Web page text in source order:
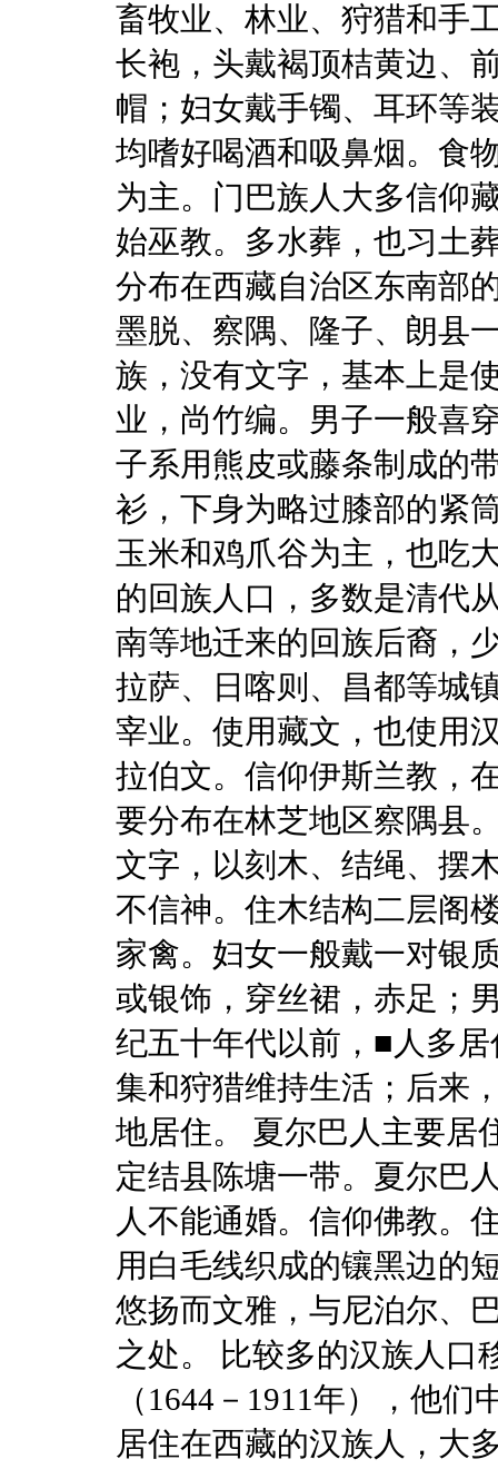
畜牧业、林业、狩猎和手
长袍，头戴褐顶桔黄边、
帽；妇女戴手镯、耳环等
均嗜好喝酒和吸鼻烟。食
为主。门巴族人大多信仰
始巫教。多水葬，也习土
分布在西藏自治区东南部
墨脱、察隅、隆子、朗县
族，没有文字，基本上是
业，尚竹编。男子一般喜
子系用熊皮或藤条制成的
衫，下身为略过膝部的紧
玉米和鸡爪谷为主，也吃
的回族人口，多数是清代
南等地迁来的回族后裔，
拉萨、日喀则、昌都等城
宰业。使用藏文，也使用
拉伯文。信仰伊斯兰教，
要分布在林芝地区察隅县
文字，以刻木、结绳、摆
不信神。住木结构二层阁
家禽。妇女一般戴一对银
或银饰，穿丝裙，赤足；
纪五十年代以前，■人多
集和狩猎维持生活；后来
地居住。 夏尔巴人主要居
定结县陈塘一带。夏尔巴
人不能通婚。信仰佛教。
用白毛线织成的镶黑边的
悠扬而文雅，与尼泊尔、
之处。 比较多的汉族人口
（1644－1911年），他
居住在西藏的汉族人，大